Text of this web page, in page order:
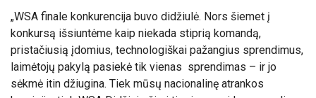
„WSA finale konkurencija buvo didžiulė. Nors šiemet į
konkursą išsiuntėme kaip niekada stiprią komandą,
pristačiusią įdomius, technologiškai pažangius sprendimus,
laimėtojų pakylą pasiekė tik vienas sprendimas – ir jo
sėkmė itin džiugina. Tiek mūsų nacionalinę atrankos